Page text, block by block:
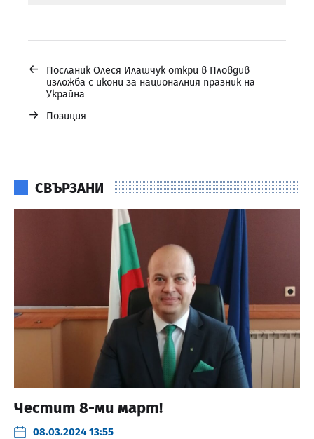
←
Посланик Олеся Илашчук откри в Пловдив
изложба с икони за националния празник на
Украйна
→ Позиция
СВЪРЗАНИ
Честит 8-ми март!
08.03.2024 13:55